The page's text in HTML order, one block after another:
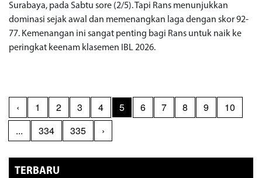
Surabaya, pada Sabtu sore (2/5). Tapi Rans menunjukkan
dominasi sejak awal dan memenangkan laga dengan skor 92-
77. Kemenangan ini sangat penting bagi Rans untuk naik ke
peringkat keenam klasemen IBL 2026.
‹ 1 2 3 4 5 6 7 8 9
10
...
334 335 ›
TERBARU